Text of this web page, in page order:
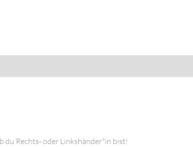
du Rechts- oder Linkshänder*in bist!